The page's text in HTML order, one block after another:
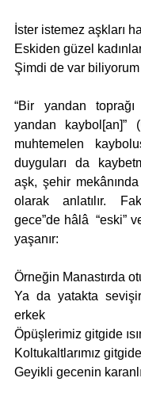
İster istemez aşkları
Eskiden güzel
Şimdi de var
“Bir yandan
yandan kaybol[an]”
muhtemelen
duyguları da
aşk, şehir
olarak anlatılır.
gece”de hâlâ  “eski”
yaşanır:
Örneğin Manastırda
Ya da yatakta
erkek
Öpüşlerimiz gitgide
Koltukaltlarımız
Geyikli gecenin